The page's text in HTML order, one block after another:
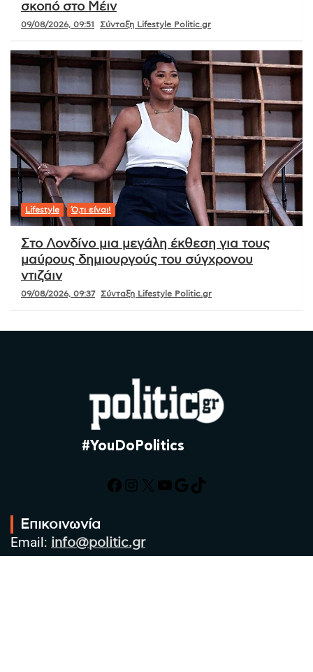
σκοπό στο Μέιν
09/08/2026, 09:51 Σύνταξη Lifestyle Politic.gr
Lifestyle Ό,τι είναι!
Στο Λονδίνο μια μεγάλη έκθεση για τους
μαύρους δημιουργούς του σύγχρονου
ντιζάιν
09/08/2026, 09:37 Σύνταξη Lifestyle Politic.gr
#YouDoPolitics
Facebook
Instagram
X YouTube
Google
TikTok
Επικοινωνία
Email: info@politic.gr
Τηλ: